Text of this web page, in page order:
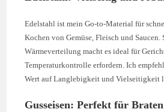
Edelstahl ist mein Go-to-Material für
Kochen von Gemüse, Fleisch und
Wärmeverteilung macht es ideal für
Temperaturkontrolle erfordern. Ich
Wert auf Langlebigkeit und Vielseitigkeit
Gusseisen: Perfekt für